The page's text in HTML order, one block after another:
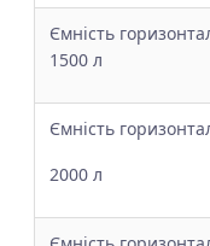
Ємність
1500 л
Ємність
2000 л